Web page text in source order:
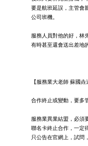
要是航班延誤，主管會
公司班機。
服務人員對他的好，林
有時甚至還會送出差地
【服務業大老師 蘇國垚
合作終止或變動，要多
服務業異業結盟，必須
聯名卡終止合作，一定
只公告在官網上，試問